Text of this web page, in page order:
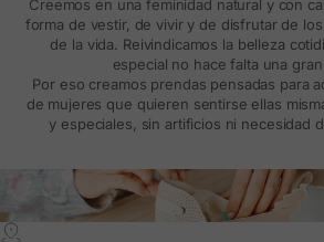
Creemos en una feminidad natural y con
forma de vestir, de vivir y de disfrutar de
de la vida. Reivindicamos la belleza
especial no hace falta una gran
Por eso creamos prendas pensadas para
de mujeres que quieren sentirse ellas
y especiales, sin artificios ni necesidad